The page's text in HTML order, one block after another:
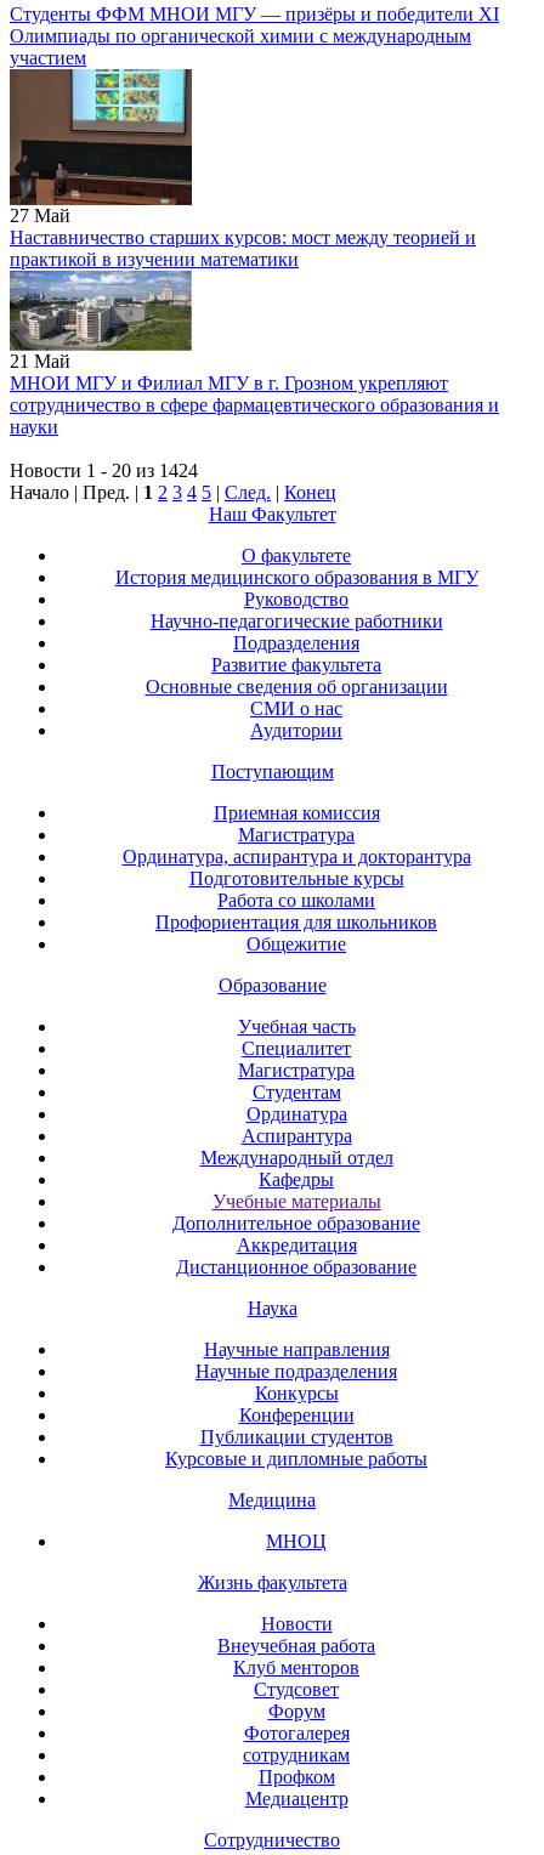
Студенты ФФМ МНОИ МГУ — призёры и победители XI
Олимпиады по органической химии с международным
участием
27 Май
Наставничество старших курсов: мост между теорией и
практикой в изучении математики
21 Май
МНОИ МГУ и Филиал МГУ в г. Грозном укрепляют
сотрудничество в сфере фармацевтического образования и
науки
Новости 1 - 20 из 1424
Начало | Пред. | 1 2 3 4 5 | След. | Конец
Наш Факультет
О факультете
История медицинского образования в МГУ
Руководство
Научно-педагогические работники
Подразделения
Развитие факультета
Основные сведения об организации
СМИ о нас
Аудитории
Поступающим
Приемная комиссия
Магистратура
Ординатура, аспирантура и докторантура
Подготовительные курсы
Работа со школами
Профориентация для школьников
Общежитие
Образование
Учебная часть
Специалитет
Магистратура
Студентам
Ординатура
Аспирантура
Международный отдел
Кафедры
Учебные материалы
Дополнительное образование
Аккредитация
Дистанционное образование
Наука
Научные направления
Научные подразделения
Конкурсы
Конференции
Публикации студентов
Курсовые и дипломные работы
Медицина
МНОЦ
Жизнь факультета
Новости
Внеучебная работа
Клуб менторов
Студсовет
Форум
Фотогалерея
сотрудникам
Профком
Медиацентр
Сотрудничество